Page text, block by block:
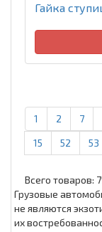
Гайка
1 2 7
15
52 53
Всего товаров:
Грузовые
не являются
их